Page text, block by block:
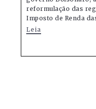
reformulação das
Imposto de Renda
Leia